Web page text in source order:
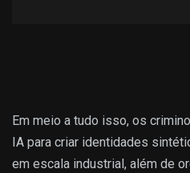
Em meio a tudo isso, os
IA para criar identidades
em escala industrial, além de